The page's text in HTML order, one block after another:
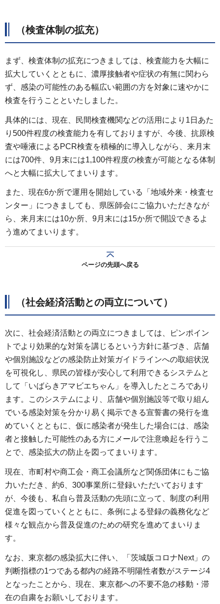
（検査体制の拡充）
まず、検査体制の拡充につきましては、検査能力を大幅に
拡大していくとともに、濃厚接触者や症状の有無に関わら
ず、感染の可能性のある幅広い範囲の方を対象に速やかに
検査を行うことといたしました。
具体的には、現在、民間検査機関などの活用により1日あた
り500件程度の検査能力を有しておりますが、今後、抗原検
査や唾液によるPCR検査を積極的に導入しながら、来月末
には700件、9月末には1,100件程度の検査が可能となる体制
へと大幅に拡大してまいります。
また、現在6か所で運用を開始している「地域外来・検査セ
ンター」につきましても、県医師会にご協力いただきなが
ら、来月末には10か所、9月末には15か所で開設できるよ
う進めてまいります。
ページの先頭へ戻る
（社会経済活動との両立について）
次に、社会経済活動との両立につきましては、ピンポイン
トでより効果的な対策を講じるという方針に基づき、店舗
や個別施設などの感染防止対策ガイドラインへの取組状況
を可視化し、県民の皆様が安心して利用できるシステムと
して「いばらきアマビエちゃん」を導入したところであり
ます。このシステムにより、店舗や個別施設等で取り組ん
でいる感染対策を分かり易く掲示できる宣誓書の発行を進
めていくとともに、仮に感染者が発生した場合には、感染
者と接触した可能性のある方にメールで注意喚起を行うこ
とで、感染拡大の防止を図ってまいります。
現在、市町村や商工会・商工会議所など関係団体にもご協
力いただき、約6、300事業所に登録いただいております
が、今後も、私自ら普及活動の先頭に立って、制度の利用
促進を図っていくとともに、条例による登録の義務化など
様々な観点から普及促進のための研究を進めてまいりま
す。
なお、東京都の感染拡大に伴い、「茨城版コロナNext」の
判断指標の1つである都内の経路不明陽性者数がステージ4
となったことから、現在、東京都への不要不急の移動・滞
在の自粛をお願いしております。